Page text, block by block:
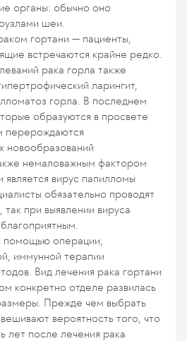
органы: обычно оно
шеи.
гортани — пациенты,
встречаются крайне редко.
рака горла также
ларингит,
горла. В последнем
образуются в просвете
перерождаются
новообразований
немаловажным фактором
является вирус папилломы
обязательно проводят
при выявлении вируса
помощью операции,
иммунной терапии
Вид лечения рака гортани
конкретно отделе развилась
Прежде чем выбрать
вероятность того, что
лет после лечения рака